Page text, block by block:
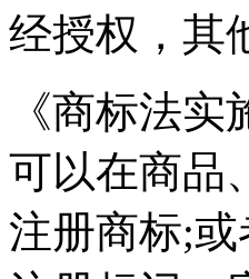
经授权，其
《商标法
可以在商品
注册商标;